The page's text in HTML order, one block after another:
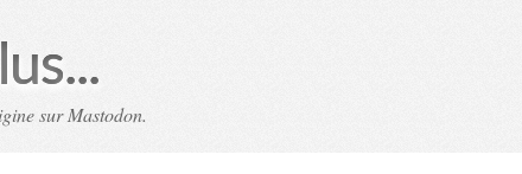
sur Mastodon.